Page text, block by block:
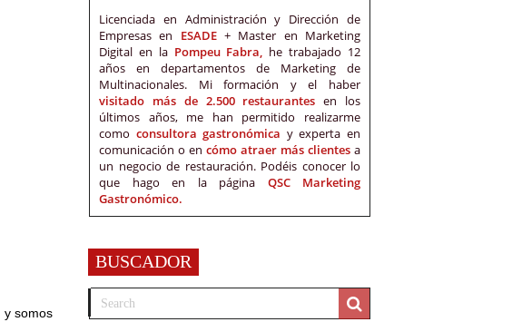
y somos
Licenciada en Administración y Dirección de
Empresas en ESADE+ Master en Marketing
Digital en la Pompeu Fabra, he trabajado 12
años en departamentos de Marketing de
Multinacionales. Mi formación y el haber
visitado más de 2.500 restaurantes en los
últimos años, me han permitido realizarme
como consultora gastronómica y experta en
comunicación o en cómo atraer más clientes a
un negocio de restauración. Podéis conocer lo
que hago en la página QSC Marketing
Gastronómico.
BUSCADOR